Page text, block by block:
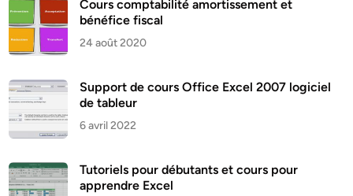
Cours comptabilité amortissement et
bénéfice fiscal
24 août 2020
Support de cours Office Excel 2007 logiciel
de tableur
6 avril 2022
Tutoriels pour débutants et cours pour
apprendre Excel